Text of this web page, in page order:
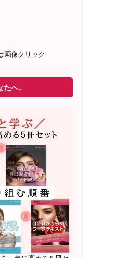
性心理グループレッ
画像クリック
たへ↓